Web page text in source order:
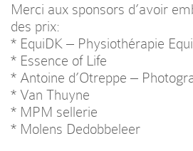
Merci aux sponsors d’avoir
des prix:
* EquiDK – Physiothérapie
* Essence of Life
* Antoine d’Otreppe –
* Van Thuyne
* MPM sellerie
* Molens Dedobbeleer